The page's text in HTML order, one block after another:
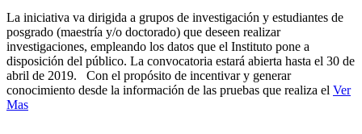
La iniciativa va dirigida a grupos de investigación y estudiantes de
posgrado (maestría y/o doctorado) que deseen realizar
investigaciones, empleando los datos que el Instituto pone a
disposición del público. La convocatoria estará abierta hasta el 30 de
abril de 2019. Con el propósito de incentivar y generar
conocimiento desde la información de las pruebas que realiza el Ver
Mas